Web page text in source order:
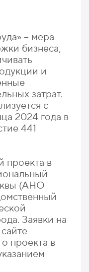
– мера
бизнеса,
и
затрат.
с
2024 года в
441
проекта в
(АНО
Заявки на
проекта в